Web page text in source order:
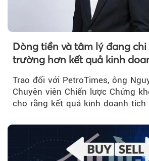
Dòng tiền và tâm lý đang
trường hơn kết quả kinh
Trao đổi với PetroTimes, ông
Chuyên viên Chiến lược Chứng
cho rằng kết quả kinh doanh